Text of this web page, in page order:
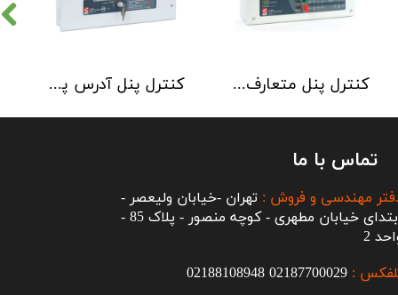
کنترل پنل آدرس پذیر C-TEC سری XFP دو لوپ 32 زون کنترل پنل متعارف C-TEC سری CFP 8 Zone
تماس با ما
:
02187700029
02188108948
مهندسی و فروش : تهران -خیابان ولیعصر -
ابتدای خیابان مطهری - کوچه منصور - پلاک 85 -
2